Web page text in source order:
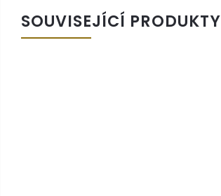
SOUVISEJÍCÍ PRODUKTY